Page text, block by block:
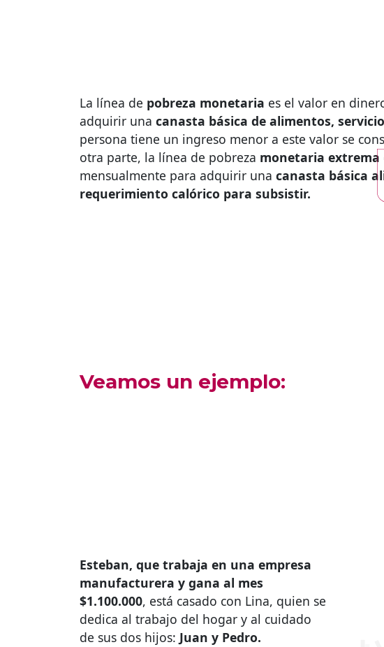
La línea de pobreza monetaria es el valor en
adquirir una canasta básica de alimentos,
persona tiene un ingreso menor a este valor se
otra parte, la línea de pobreza monetaria extrema
mensualmente para adquirir una canasta básica
requerimiento calórico para subsistir.
Veamos un ejemplo:
Esteban, que trabaja en una empresa
manufacturera y gana al mes
$1.100.000, está casado con Lina, quien se
dedica al trabajo del hogar y al cuidado
de sus dos hijos: Juan y Pedro.